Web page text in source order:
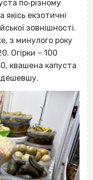
по‐різному
якісь екзотичні
зовнішності.
з минулого року
Огірки – 100
квашена капуста
дешевшу.